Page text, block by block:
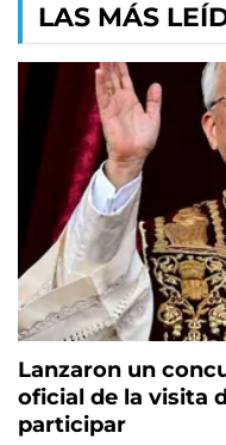
LAS MÁS
Lanzaron un
oficial de la visita
participar